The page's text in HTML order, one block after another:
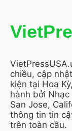
chiều, cập
kiện tại Hoa
hành bởi
San Jose,
thông tin tin
trên toàn cầu.